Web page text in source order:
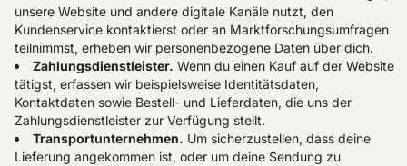
unsere Website und andere digitale Kanäle nutzt, den
Kundenservice kontaktierst oder an Marktforschungsumfragen
teilnimmst, erheben wir personenbezogene Daten über dich.
Zahlungsdienstleister. Wenn du einen Kauf auf der Website
tätigst, erfassen wir beispielsweise Identitätsdaten,
Kontaktdaten sowie Bestell- und Lieferdaten, die uns der
Zahlungsdienstleister zur Verfügung stellt.
Transportunternehmen. Um sicherzustellen, dass deine
Lieferung angekommen ist, oder um deine Sendung zu